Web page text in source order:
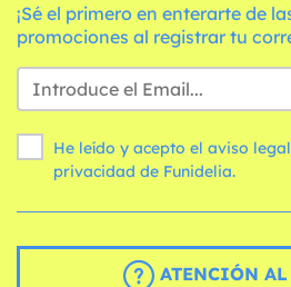
¡Sé el primero en enterarte de
promociones al registrar tu
He leído y acepto el aviso
privacidad de Funidelia.
ATENCIÓN